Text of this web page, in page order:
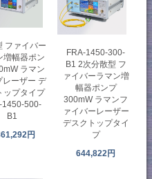
ファイバー
増幅器ポン
ラマン
レーザー デ
ップタイプ
1450-500-
B1
円
FRA-1450-300-
B1 2次分散型 フ
ァイバーラマン増
幅器ポンプ
300mW ラマンフ
ァイバーレーザー
デスクトップタイ
プ
644,822円